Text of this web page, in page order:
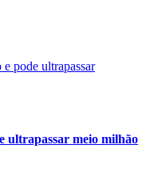
ultrapassar meio milhão